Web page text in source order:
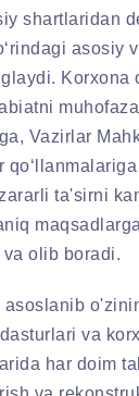
shartlaridan
asosiy
Korxona
Vazirlar
ta'sirni
olib boradi.
va
har doim